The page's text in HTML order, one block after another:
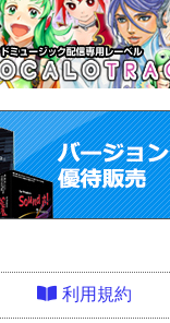
利用規約